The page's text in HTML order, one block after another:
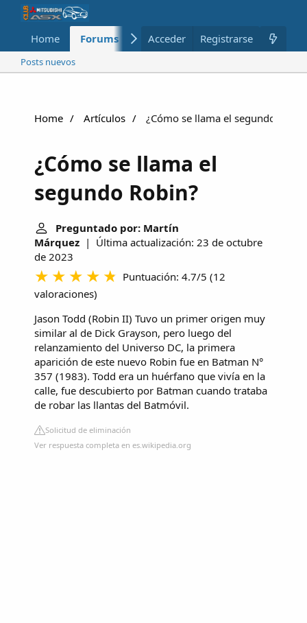
Home Forums Nuevo Miembros
Acceder Registrarse
Posts nuevos
Home Artículos ¿Cómo se llama el segundo
¿Cómo se llama el
segundo Robin?
Preguntado por: Martín
Márquez | Última actualización: 23 de octubre
de 2023
Puntuación: 4.7/5 (12
valoraciones)
Jason Todd (Robin II) Tuvo un primer origen muy
similar al de Dick Grayson, pero luego del
relanzamiento del Universo DC, la primera
aparición de este nuevo Robin fue en Batman N°
357 (1983). Todd era un huérfano que vivía en la
calle, fue descubierto por Batman cuando trataba
de robar las llantas del Batmóvil.
Solicitud de eliminación
Ver respuesta completa en es.wikipedia.org